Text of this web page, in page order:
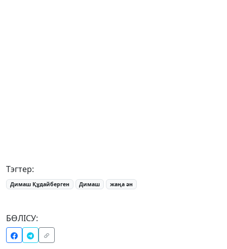
Тэгтер:
Димаш Құдайберген Димаш жаңа ән
БӨЛІСУ: